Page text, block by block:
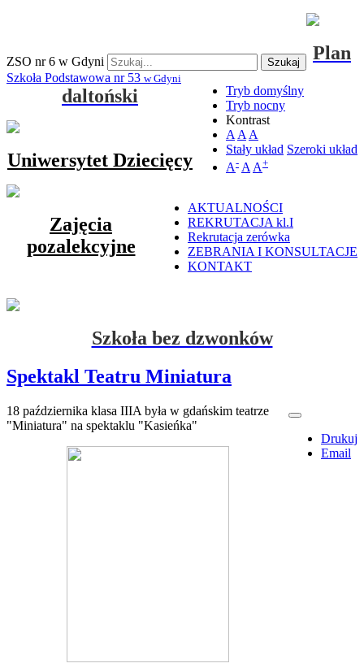
ZSO nr 6 w Gdyni Szukaj
Tryb domyślny
Tryb nocny
Kontrast
A A A
Stały układ Szeroki układ
A- A A+
Szkoła Podstawowa nr 53 w Gdyni
AKTUALNOŚCI
REKRUTACJA kl.I
Rekrutacja zerówka
ZEBRANIA I KONSULTACJE
KONTAKT
Plan
daltoński
Uniwersytet Dziecięcy
Zajęcia
pozalekcyjne
Szkoła bez dzwonków
Spektakl Teatru Miniatura
Drukuj
Email
18 października klasa IIIA była w gdańskim teatrze
"Miniatura" na spektaklu "Kasieńka"